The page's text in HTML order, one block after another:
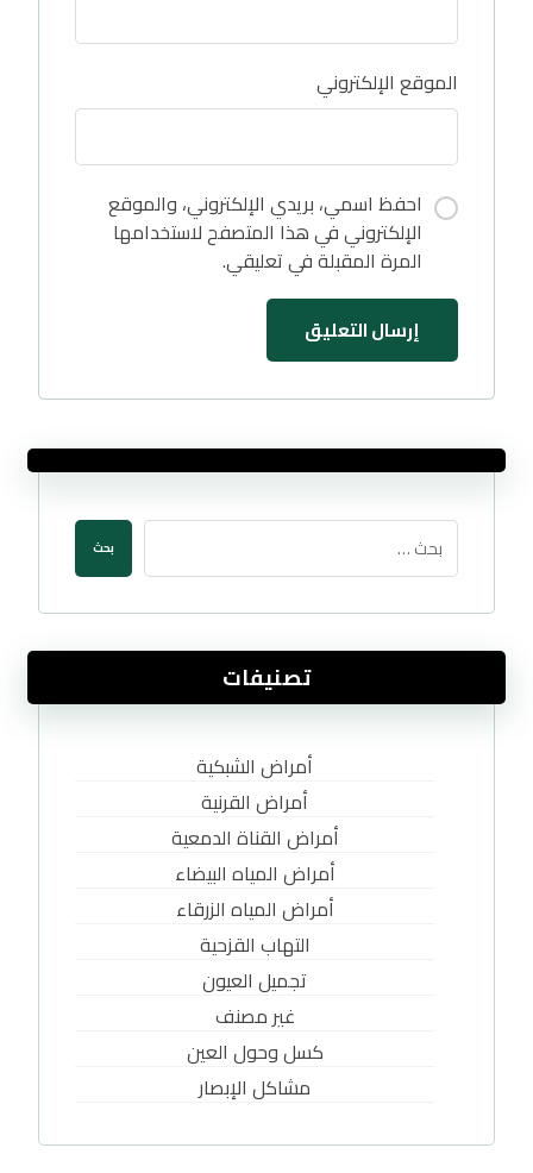
الموقع الإلكتروني
احفظ اسمي، بريدي الإلكتروني، والموقع
الإلكتروني في هذا المتصفح لاستخدامها
المرة المقبلة في تعليقي.
إرسال التعليق
بحث
تصنيفات
أمراض الشبكية
أمراض القرنية
أمراض القناة الدمعية
أمراض المياه البيضاء
أمراض المياه الزرقاء
التهاب القزحية
تجميل العيون
غير مصنف
كسل وحول العين
مشاكل الإبصار